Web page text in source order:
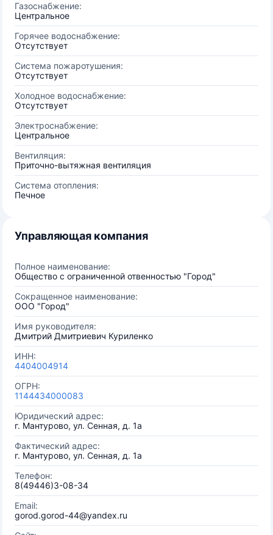
Газоснабжение:
Центральное
Горячее водоснабжение:
Отсутствует
Система пожаротушения:
Отсутствует
Холодное водоснабжение:
Отсутствует
Электроснабжение:
Центральное
Вентиляция:
Приточно-вытяжная вентиляция
Система отопления:
Печное
Управляющая компания
Полное наименование:
Общество с ограниченной отвенностью "Город"
Сокращенное наименование:
ООО "Город"
Имя руководителя:
Дмитрий Дмитриевич Куриленко
ИНН:
4404004914
ОГРН:
1144434000083
Юридический адрес:
г. Мантурово, ул. Сенная, д. 1а
Фактический адрес:
г. Мантурово, ул. Сенная, д. 1а
Телефон:
8(49446)3-08-34
Email:
gorod.gorod-44@yandex.ru